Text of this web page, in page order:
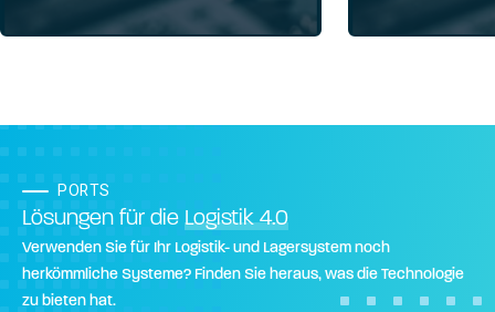
PORTS
Lösungen für die Logistik 4.0
Verwenden Sie für Ihr Logistik- und Lagersystem noch
herkömmliche Systeme? Finden Sie heraus, was die Technologie
zu bieten hat.